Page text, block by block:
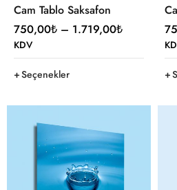
Cam Tablo Saksafon
750,00₺ – 1.719,00₺
KDV
Seçenekler